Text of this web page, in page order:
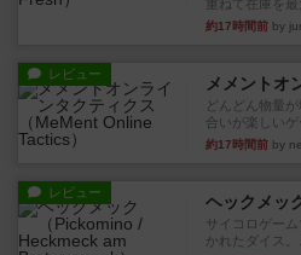
重ねて在庫を
約17時間前 by
レビュー メメントオ
どんどん物量
合いが楽しいゲ
約17時間前 by
レビュー ヘックメッ
サイコロゲー
かれたダイス。